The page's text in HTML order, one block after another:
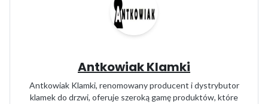
Antkowiak Klamki
Antkowiak Klamki, renomowany producent i dystrybutor
klamek do drzwi, oferuje szeroką gamę produktów, które